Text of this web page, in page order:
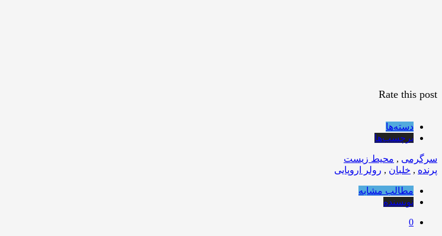
Rate this post
دسته‌ها
برچسب‌ها
سرگرمی , محیط زیست
پرنده , خلبان , رولر اروپایی
مطالب مشابه
نویسنده
0